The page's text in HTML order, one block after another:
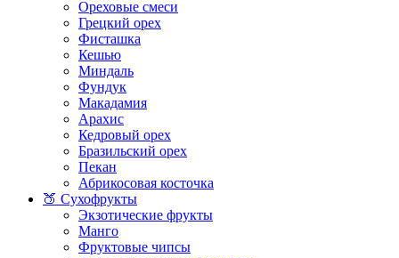
Ореховые смеси
Грецкий орех
Фисташка
Кешью
Миндаль
Фундук
Макадамия
Арахис
Кедровый орех
Бразильский орех
Пекан
Абрикосовая косточка
🍑 Сухофрукты
Экзотические фрукты
Манго
Фруктовые чипсы